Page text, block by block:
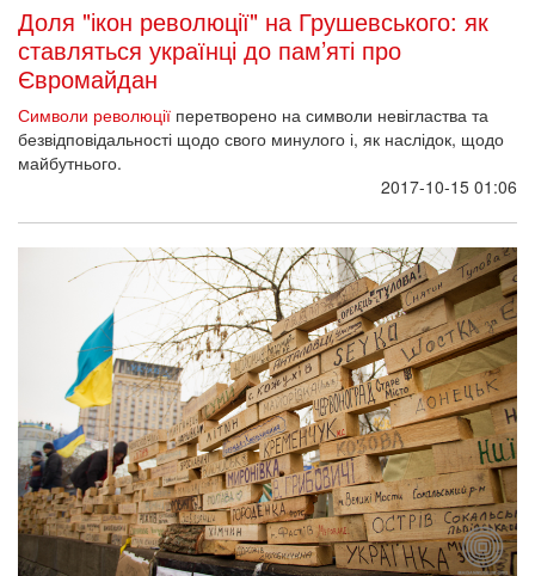
Доля "ікон революції" на Грушевського: як
ставляться українці до пам’яті про
Євромайдан
Символи революції перетворено на символи невігластва та
безвідповідальності щодо свого минулого і, як наслідок, щодо
майбутнього.
2017-10-15 01:06